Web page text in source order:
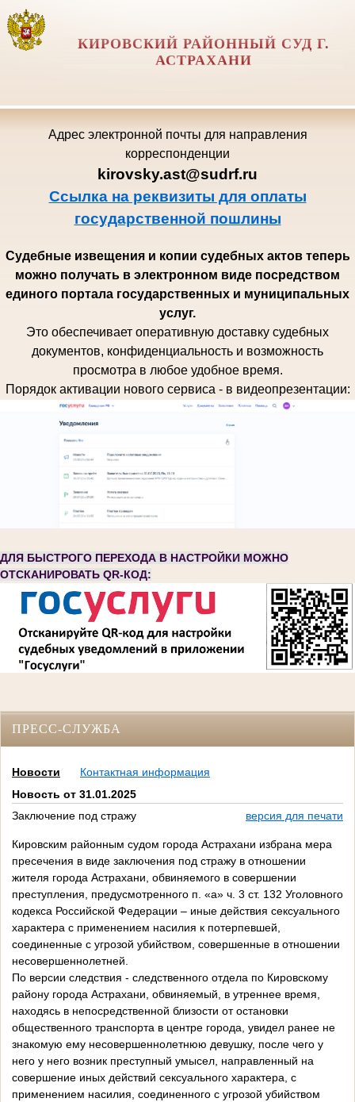
КИРОВСКИЙ РАЙОННЫЙ СУД Г.
АСТРАХАНИ
Адрес электронной почты для направления
корреспонденции
kirovsky.ast@sudrf.ru
Ссылка на реквизиты для оплаты
государственной пошлины
Судебные извещения и копии судебных актов теперь
можно получать в электронном виде посредством
единого портала государственных и муниципальных
услуг.
Это обеспечивает оперативную доставку судебных
документов, конфиденциальность и возможность
просмотра в любое удобное время.
Порядок активации нового сервиса - в видеопрезентации:
ДЛЯ БЫСТРОГО ПЕРЕХОДА В НАСТРОЙКИ МОЖНО
ОТСКАНИРОВАТЬ QR-КОД:
ПРЕСС-СЛУЖБА
Новости
Контактная информация
Новость от 31.01.2025
Заключение под стражу
версия для печати
Кировским районным судом города Астрахани избрана мера
пресечения в виде заключения под стражу в отношении
жителя города Астрахани, обвиняемого в совершении
преступления, предусмотренного п. «а» ч. 3 ст. 132 Уголовного
кодекса Российской Федерации – иные действия сексуального
характера с применением насилия к потерпевшей,
соединенные с угрозой убийством, совершенные в отношении
несовершеннолетней.
По версии следствия - следственного отдела по Кировскому
району города Астрахани, обвиняемый, в утреннее время,
находясь в непосредственной близости от остановки
общественного транспорта в центре города, увидел ранее не
знакомую ему несовершеннолетнюю девушку, после чего у
него у него возник преступный умысел, направленный на
совершение иных действий сексуального характера, с
применением насилия, соединенного с угрозой убийством